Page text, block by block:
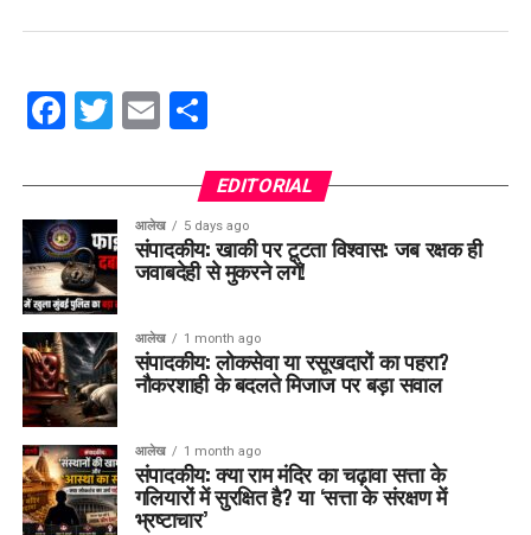
Facebook
Twitter
EmailShare
EDITORIAL
आलेख 5 days ago
संपादकीय: खाकी पर टूटता विश्वास: जब रक्षक ही
जवाबदेही से मुकरने लगें!
आलेख 1 month ago
संपादकीय: लोकसेवा या रसूखदारों का पहरा?
नौकरशाही के बदलते मिजाज पर बड़ा सवाल
आलेख 1 month ago
संपादकीय: क्या राम मंदिर का चढ़ावा सत्ता के
गलियारों में सुरक्षित है? या ‘सत्ता के संरक्षण में
भ्रष्टाचार’